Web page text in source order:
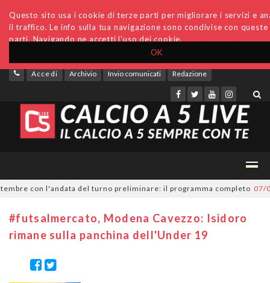
OK
Questo sito usa i cookie di terze parti per migliorare i servizi e
il traffico. Le info sulla tua navigazione sono condivise con
parti. Navigando ne accetti l'uso dei cookie.
Accedi Archivio Invio comunicati Redazione
con l'andata del turno preliminare: il programma completo 07/08/
#futsalmercato, Modena Cavezzo: Isidoro
rimane sulla panchina dell'Under 19